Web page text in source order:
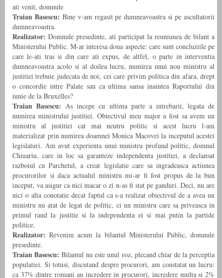
ati venit, domnule
Traian Basescu: Bine v-am regasit pe dumneavoastra si pe ascultatorii
dumneavoastra.
Realizator: Domnule presedinte, ati participat la reuniunea de bilant a
Ministerului Public. M-ar interesa doua aspecte: care sunt concluziile pe
care le-ati tras si din care ati expus, de altfel, o parte in interventia
dumneavoastra acolo si al doilea lucru, numirea unui nou ministru al
justitiei trebuie judecata de noi, cei care privim politica din afara, drept
o concordie intre Palate sau ca ultima sansa inaintea Raportului din
iunie de la Bruxelles?
Traian Basescu: As incepe cu ultima parte a intrebarii, legata de
numirea ministrului justitiei. Obiectivul meu major a fost sa avem un
ministru al justitiei cat mai neutru politic si acest lucru l-am
materializat prin numirea doamnei Monica Macovei la inceputul acestei
legislaturi. Am avut experienta unui ministru profund politic, domnul
Chiuariu, care in loc sa garanteze independenta justitiei, a declansat
razboiul cu Parchetul, a creat legislatie care sa ingradeasca actiunea
procurorilor si daca actualul ministru mi-ar fi fost propus de la bun
inceput, va asigur ca nici macar o zi n-as fi stat pe ganduri. Deci, nu are
nici o alta conotatie decat faptul ca s-a realizat obiectivul de a avea un
ministru nu atat de legat de politic, ci un ministru care sa priveasca in
primul rand la justitie si la independenta ei si mai putin la partide
politice.
Realizator: Revenim acum la bilantul Ministerului Public, domnule
presedinte.
Traian Basescu: Bilantul nu este unul roz, plecand chiar de la perceptia
populatiei. Si totusi, discutand despre procurori, am constatat un lucru:
ca 37% dintre romani au incredere in procurori, incredere multa si 2%